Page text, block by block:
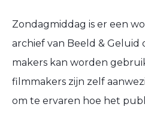
Zondagmiddag is er een
archief van Beeld & Geluid
makers kan worden
filmmakers zijn zelf
om te ervaren hoe het